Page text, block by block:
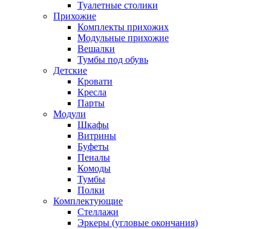
Туалетные столики
Прихожие
Комплекты прихожих
Модульные прихожие
Вешалки
Тумбы под обувь
Детские
Кровати
Кресла
Парты
Модули
Шкафы
Витрины
Буфеты
Пеналы
Комоды
Тумбы
Полки
Комплектующие
Стеллажи
Эркеры (угловые окончания)